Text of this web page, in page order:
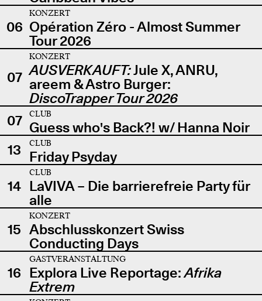
06
KONZERT
Opération Zéro - Almost Summer
Tour 2026
07
KONZERT
AUSVERKAUFT:Jule X, ANRU,
areem & Astro Burger:
DiscoTrapper Tour 2026
07
CLUB
Guess who's Back?! w/ Hanna Noir
13
CLUB
Friday Psyday
14
CLUB
LaVIVA – Die barrierefreie Party für
alle
15
KONZERT
Abschlusskonzert Swiss
Conducting Days
16
GASTVERANSTALTUNG
Explora Live Reportage:Afrika
Extrem